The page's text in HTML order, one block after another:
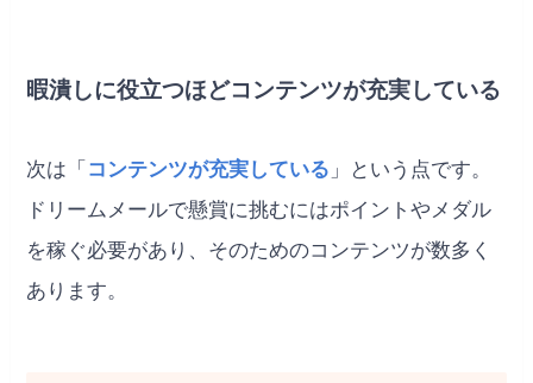
暇潰しに役立つほどコンテンツが充実している
次は「 コンテンツが充実している 」という点です。
ドリームメールで懸賞に挑むにはポイントやメダル
を稼ぐ必要があり、そのためのコンテンツが数多く
あります。